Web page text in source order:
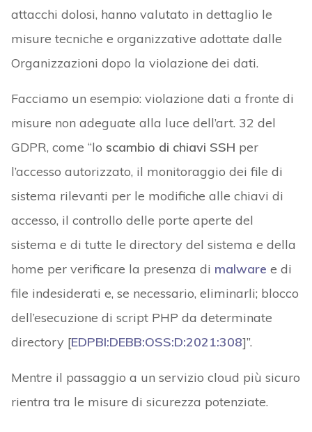
attacchi dolosi, hanno valutato in dettaglio le
misure tecniche e organizzative adottate dalle
Organizzazioni dopo la violazione dei dati.
Facciamo un esempio: violazione dati a fronte di
misure non adeguate alla luce dell’art. 32 del
GDPR, come “lo scambio di chiavi SSH per
l’accesso autorizzato, il monitoraggio dei file di
sistema rilevanti per le modifiche alle chiavi di
accesso, il controllo delle porte aperte del
sistema e di tutte le directory del sistema e della
home per verificare la presenza di malware e di
file indesiderati e, se necessario, eliminarli; blocco
dell’esecuzione di script PHP da determinate
directory [EDPBI:DEBB:OSS:D:2021:308]”.
Mentre il passaggio a un servizio cloud più sicuro
rientra tra le misure di sicurezza potenziate.